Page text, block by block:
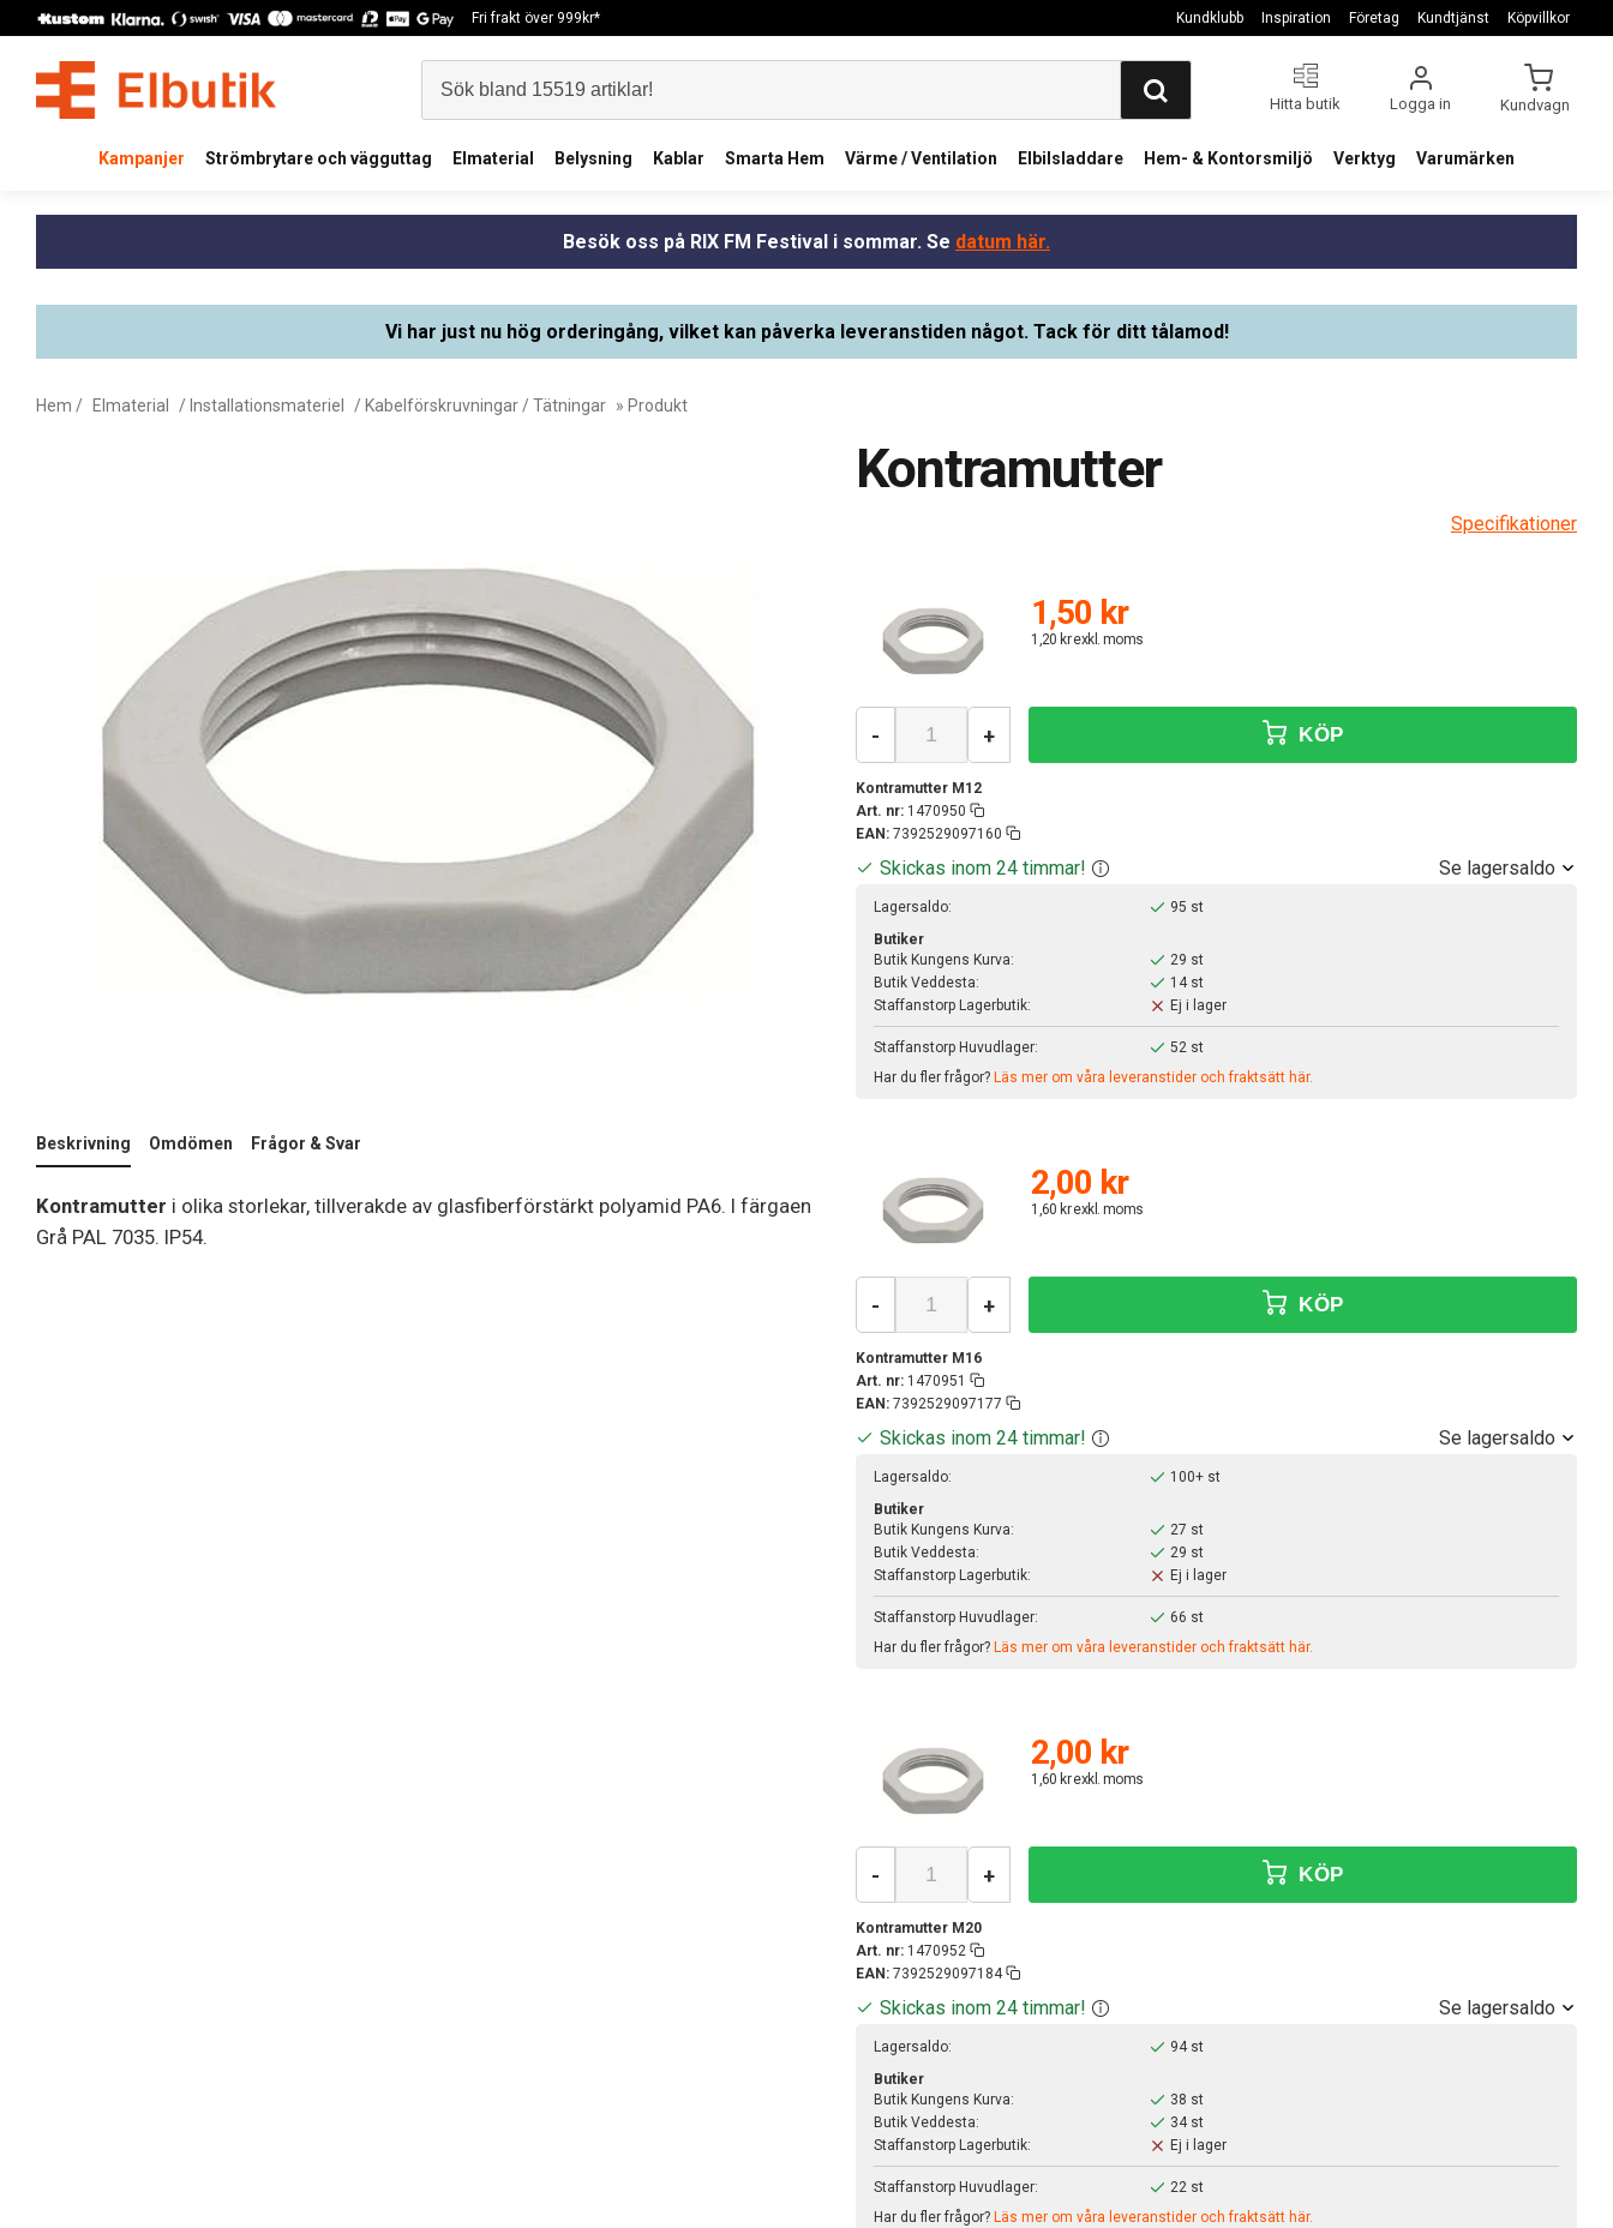
Fri frakt över 999kr* Kundklubb Inspiration Företag Kundtjänst Köpvillkor
Hitta butik Logga in Kundvagn
Kampanjer Strömbrytare och vägguttag Elmaterial Belysning Kablar Smarta Hem Värme / Ventilation Elbilsladdare Hem- & Kontorsmiljö Verktyg Varumärken
Besök oss på RIX FM Festival i sommar. Se datum här.
Vi har just nu hög orderingång, vilket kan påverka leveranstiden något. Tack för ditt tålamod!
Hem / Elmaterial / Installationsmateriel / Kabelförskruvningar / Tätningar » Produkt
Beskrivning Omdömen Frågor & Svar
Kontramutter i olika storlekar, tillverakde av glasfiberförstärkt polyamid PA6. I färgaen
Grå PAL 7035. IP54.
Kontramutter
Specifikationer
1,50 kr
1,20 kr exkl. moms
Kontramutter M12
Art. nr: 1470950
EAN: 7392529097160
- + KÖP
Skickas inom 24 timmar! Se lagersaldo
Lagersaldo:
95 st
Butiker
Butik Kungens Kurva:
29 st
Butik Veddesta:
14 st
Staffanstorp Lagerbutik:
Ej i lager
Staffanstorp Huvudlager:
52 st
Har du fler frågor? Läs mer om våra leveranstider och fraktsätt här.
2,00 kr
1,60 kr exkl. moms
Kontramutter M16
Art. nr: 1470951
EAN: 7392529097177
- + KÖP
Skickas inom 24 timmar! Se lagersaldo
Lagersaldo:
100+ st
Butiker
Butik Kungens Kurva:
27 st
Butik Veddesta:
29 st
Staffanstorp Lagerbutik:
Ej i lager
Staffanstorp Huvudlager:
66 st
Har du fler frågor? Läs mer om våra leveranstider och fraktsätt här.
2,00 kr
1,60 kr exkl. moms
Kontramutter M20
Art. nr: 1470952
EAN: 7392529097184
- + KÖP
Skickas inom 24 timmar! Se lagersaldo
Lagersaldo:
94 st
Butiker
Butik Kungens Kurva:
38 st
Butik Veddesta:
34 st
Staffanstorp Lagerbutik:
Ej i lager
Staffanstorp Huvudlager:
22 st
Har du fler frågor? Läs mer om våra leveranstider och fraktsätt här.